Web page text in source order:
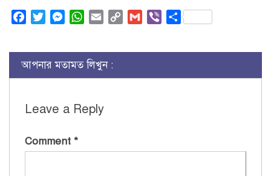
FacebookTwitterMessenger
WhatsApp
Email
Copy
Gmail ViberShare
আপনার মতামত লিখুন :
Leave a Reply
Comment *